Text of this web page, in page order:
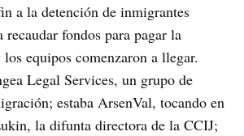
a la detención de inmigrantes
fondos para pagar la
equipos comenzaron a llegar.
Legal Services, un grupo de
estaba ArsenVal, tocando en
la difunta directora de la CCIJ;